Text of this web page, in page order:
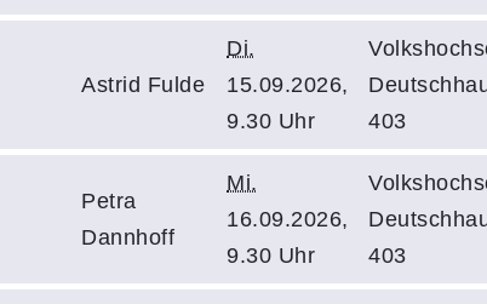
Astrid Fulde
Di.
15.09.2026,
9.30 Uhr
403
Petra
Dannhoff
Mi.
16.09.2026,
9.30 Uhr
403